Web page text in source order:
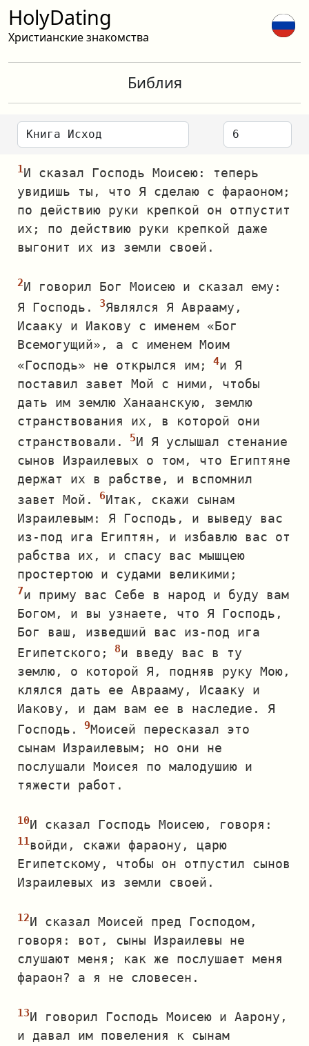
HolyDating
Христианские знакомства
Библия
И сказал Господь Моисею: теперь
увидишь ты, что Я сделаю с фараоном;
по действию руки крепкой он отпустит
их; по действию руки крепкой даже
выгонит их из земли своей.
И говорил Бог Моисею и сказал ему:
Я Господь.
Являлся Я Аврааму,
Исааку и Иакову с именем «Бог
Всемогущий», а с именем Моим
«Господь» не открылся им;
и Я
поставил завет Мой с ними, чтобы
дать им землю Ханаанскую, землю
странствования их, в которой они
странствовали.
И Я услышал стенание
сынов Израилевых о том, что Египтяне
держат их в рабстве, и вспомнил
завет Мой.
Итак, скажи сынам
Израилевым: Я Господь, и выведу вас
из‐под ига Египтян, и избавлю вас от
рабства их, и спасу вас мышцею
простертою и судами великими;
и приму вас Себе в народ и буду вам
Богом, и вы узнаете, что Я Господь,
Бог ваш, изведший вас из‐под ига
Египетского;
и введу вас в ту
землю, о которой Я, подняв руку Мою,
клялся дать ее Аврааму, Исааку и
Иакову, и дам вам ее в наследие. Я
Господь.
Моисей пересказал это
сынам Израилевым; но они не
послушали Моисея по малодушию и
тяжести работ.
И сказал Господь Моисею, говоря:
войди, скажи фараону, царю
Египетскому, чтобы он отпустил сынов
Израилевых из земли своей.
И сказал Моисей пред Господом,
говоря: вот, сыны Израилевы не
слушают меня; как же послушает меня
фараон? а я не словесен.
И говорил Господь Моисею и Аарону,
и давал им повеления к сынам